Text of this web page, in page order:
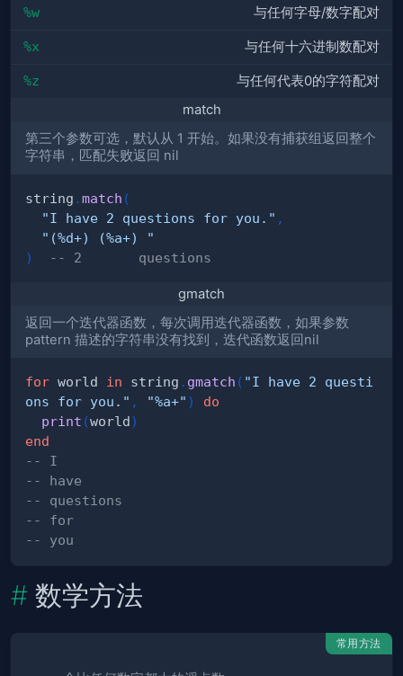
%w 与任何字母/数字配对
%x 与任何十六进制数配对
%z
与任何代表0的字符配对
match
第三个参数可选，默认从 1 开始。如果没有捕获组返回整个
字符串，匹配失败返回 nil
string .match (
"I have 2 questions for you." ,
"(%d+) (%a+) "
)
-- 2       questions
gmatch
返回一个迭代器函数，每次调用迭代器函数，如果参数
pattern 描述的字符串没有找到，迭代函数返回nil
for world in string . gmatch ( "I have 2 questi
ons for you." , "%a+" )
do
print (world)
end
-- I
-- have
-- questions
-- for
-- you
数学方法
常用方法